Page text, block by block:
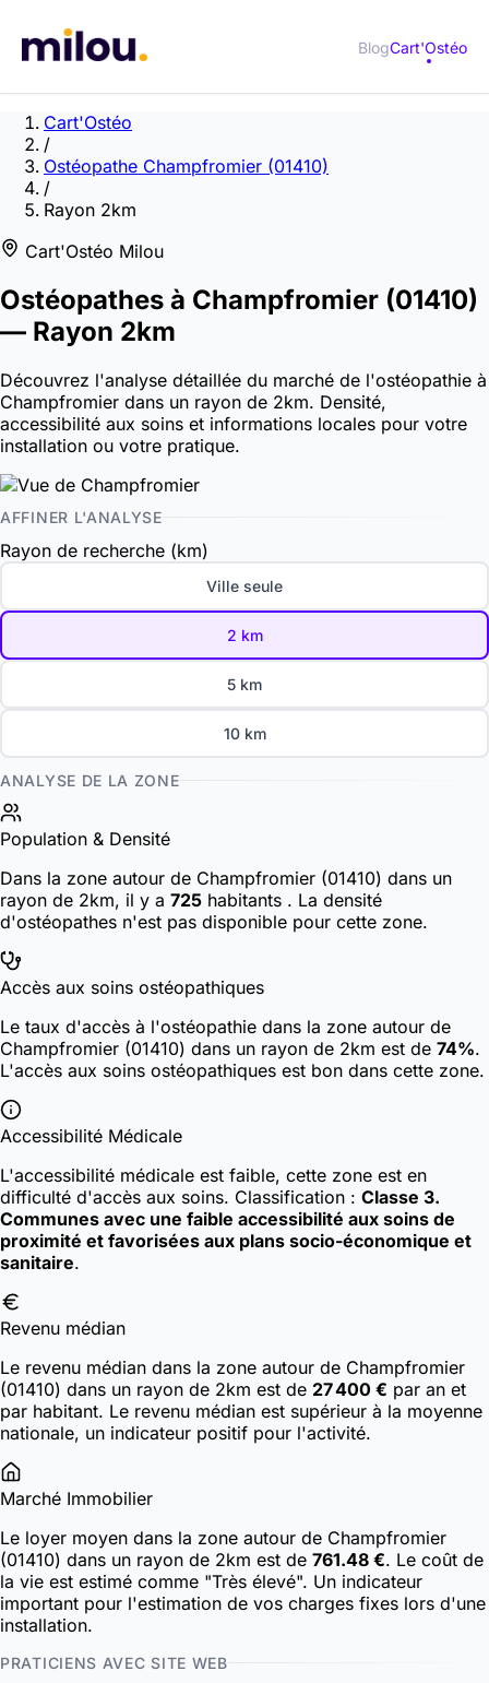
BlogCart'Ostéo
Cart'Ostéo
/
Ostéopathe Champfromier (01410)
/
Rayon 2km
Cart'Ostéo Milou
Ostéopathes à Champfromier (01410)
— Rayon 2km
Découvrez l'analyse détaillée du marché de l'ostéopathie à
Champfromier dans un rayon de 2km. Densité,
accessibilité aux soins et informations locales pour votre
installation ou votre pratique.
AFFINER L'ANALYSE
Rayon de recherche (km)
Ville seule
2 km
5 km
10 km
ANALYSE DE LA ZONE
Population & Densité
Dans la zone autour de Champfromier (01410) dans un
rayon de 2km, il y a 725 habitants . La densité
d'ostéopathes n'est pas disponible pour cette zone.
Accès aux soins ostéopathiques
Le taux d'accès à l'ostéopathie dans la zone autour de
Champfromier (01410) dans un rayon de 2km est de 74%.
L'accès aux soins ostéopathiques est bon dans cette zone.
Accessibilité Médicale
L'accessibilité médicale est faible, cette zone est en
difficulté d'accès aux soins. Classification : Classe 3.
Communes avec une faible accessibilité aux soins de
proximité et favorisées aux plans socio-économique et
sanitaire.
Revenu médian
Le revenu médian dans la zone autour de Champfromier
(01410) dans un rayon de 2km est de 27 400 € par an et
par habitant. Le revenu médian est supérieur à la moyenne
nationale, un indicateur positif pour l'activité.
Marché Immobilier
Le loyer moyen dans la zone autour de Champfromier
(01410) dans un rayon de 2km est de 761.48 €. Le coût de
la vie est estimé comme "Très élevé". Un indicateur
important pour l'estimation de vos charges fixes lors d'une
installation.
PRATICIENS AVEC SITE WEB